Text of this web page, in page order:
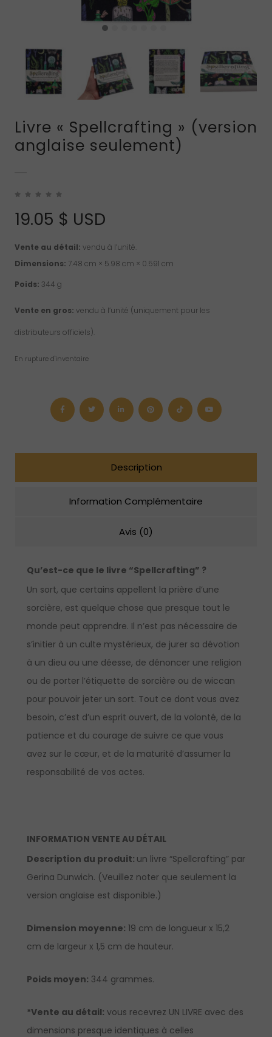
Livre « Spellcrafting » (version
anglaise seulement)
19.05 $ USD
Vente au détail: vendu à l’unité.
Dimensions: 7.48 cm × 5.98 cm × 0.591 cm
Poids: 344 g
Vente en gros: vendu à l’unité (uniquement pour les
distributeurs officiels).
En rupture d'inventaire
Description
Information Complémentaire
Avis (0)
Qu’est-ce que le livre “Spellcrafting” ?
Un sort, que certains appellent la prière d’une
sorcière, est quelque chose que presque tout le
monde peut apprendre. Il n’est pas nécessaire de
s’initier à un culte mystérieux, de jurer sa dévotion
à un dieu ou une déesse, de dénoncer une religion
ou de porter l’étiquette de sorcière ou de wiccan
pour pouvoir jeter un sort. Tout ce dont vous avez
besoin, c’est d’un esprit ouvert, de la volonté, de la
patience et du courage de suivre ce que vous
avez sur le cœur, et de la maturité d’assumer la
responsabilité de vos actes.
INFORMATION VENTE AU DÉTAIL
Description du produit: un livre “Spellcrafting” par
Gerina Dunwich. (Veuillez noter que seulement la
version anglaise est disponible.)
Dimension moyenne: 19 cm de longueur x 15,2
cm de largeur x 1,5 cm de hauteur.
Poids moyen: 344 grammes.
*Vente au détail: vous recevrez UN LIVRE avec des
dimensions presque identiques à celles